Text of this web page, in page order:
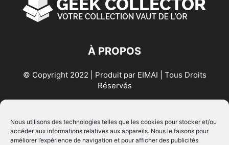
Nous utilisons des technologies telles que les cookies pour stocker et/ou
accéder aux informations relatives aux appareils. Nous le faisons pour
améliorer l’expérience de navigation et pour afficher des publicités
À PROPOS
© Copyright 2022 | Produit par EIMAI | Tous Droits
Réservés
SUIVEZ NOUS